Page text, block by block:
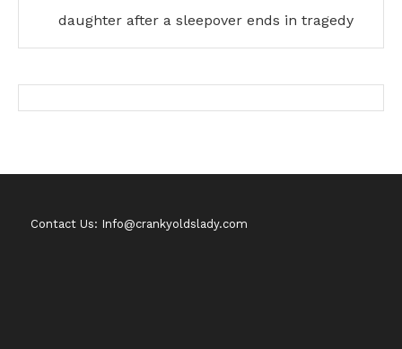
daughter after a sleepover ends in tragedy
Contact Us: Info@crankyoldslady.com